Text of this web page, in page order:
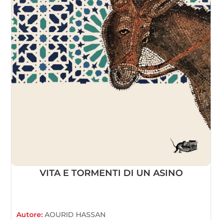
VITA E TORMENTI DI UN ASINO
Autore:AOURID HASSAN